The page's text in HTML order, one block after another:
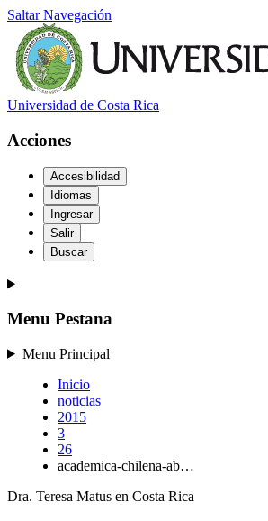
Saltar Navegación
Universidad de Costa Rica
Acciones
Accesibilidad
Idiomas
Ingresar
Salir
Buscar
Menu Pestana
Menu Principal
Inicio
noticias
2015
3
26
academica-chilena-ab…
Dra. Teresa Matus en Costa Rica